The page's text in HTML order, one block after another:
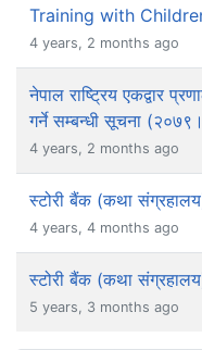
Training with
4 years, 2 months ago
नेपाल राष्ट्रिय एकद्वार
गर्ने सम्बन्धी सूचना
4 years, 2 months ago
स्टोरी बैंक (कथा
4 years, 4 months ago
स्टोरी बैंक (कथा
5 years, 3 months ago